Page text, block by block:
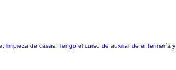
de casas. Tengo el curso de auxiliar de enfermería y